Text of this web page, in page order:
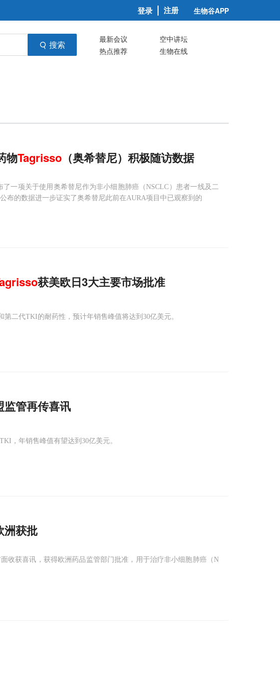
登录 注册 生物谷APP
搜索 最新会议
空中讲坛
热点推荐
生物在线
物Tagrisso （奥希替尼）积极随访数据
一项关于使用奥希替尼作为非小细胞肺癌（NSCLC）患者一线及二
布的数据进一步证实了奥希替尼此前在AURA项目中已观察到的
获美欧日3大主要市场批准
二代TKI的耐药性，预计年销售峰值将达到30亿美元。
监管再传喜讯
，年销售峰值有望达到30亿美元。
洲获批
收获喜讯，获得欧洲药品监管部门批准，用于治疗非小细胞肺癌（N